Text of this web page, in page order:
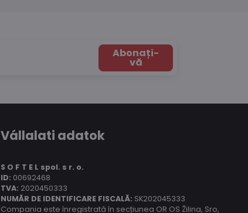
Abonați-
vă
Vállalati adatok
S O F T E L spol. s r. o.
ID: 00692468
TVA: 2020450333
NUMĂR DE IDENTIFICARE FISCALĂ: SK202045333
Compania este înregistrată în secțiunea OR OS Žilina, Sro,